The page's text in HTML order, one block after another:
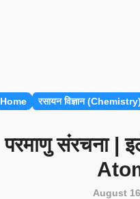
Home रसायन विज्ञान (Chemistry)
परमाणु संरचना |
August